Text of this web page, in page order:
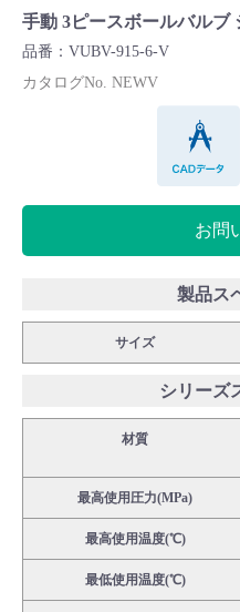
Cv値・流量計算ツール
製品動画一覧
バルブと継手のきほん
Corporate Blog
採用情報
手動 3ピースボールバルブ
品番：VUBV-915-6-V
カタログNo. NEWV
お問
製品ス
サイズ
シリーズ
材質
最高使用圧力(MPa)
最高使用温度(℃)
最低使用温度(℃)